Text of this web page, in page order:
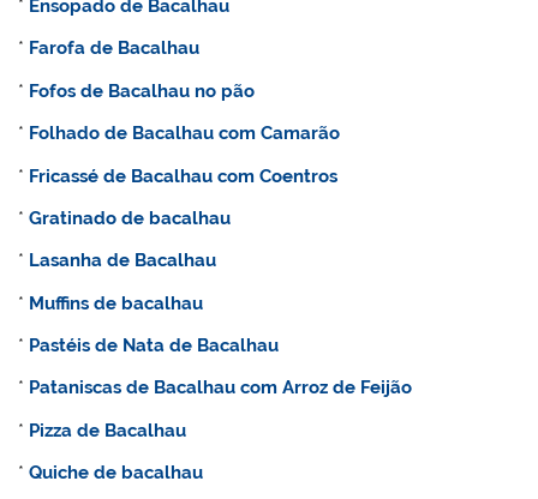
* Ensopado de Bacalhau
* Farofa de Bacalhau
* Fofos de Bacalhau no pão
* Folhado de Bacalhau com Camarão
* Fricassé de Bacalhau com Coentros
*Gratinado de bacalhau
* Lasanha de Bacalhau
* Muffins de bacalhau
* Pastéis de Nata de Bacalhau
* Pataniscas de Bacalhau com Arroz de Feijão
* Pizza de Bacalhau
*Quiche de bacalhau